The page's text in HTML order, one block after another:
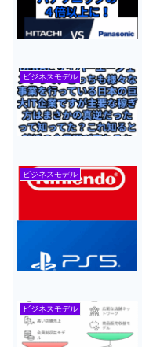
ビジネスモデル
ビジネスモデル
ビジネスモデル